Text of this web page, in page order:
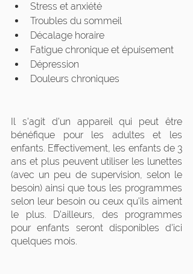
Stress et anxiété
Troubles du sommeil
Décalage horaire
Fatigue chronique et épuisement
Dépression
Douleurs chroniques
Il s'agit d'un appareil qui peut être
bénéfique pour les adultes et les
enfants. Effectivement, les enfants de 3
ans et plus peuvent utiliser les lunettes
(avec un peu de supervision, selon le
besoin) ainsi que tous les programmes
selon leur besoin ou ceux qu'ils aiment
le plus. D'ailleurs, des programmes
pour enfants seront disponibles d'ici
quelques mois.